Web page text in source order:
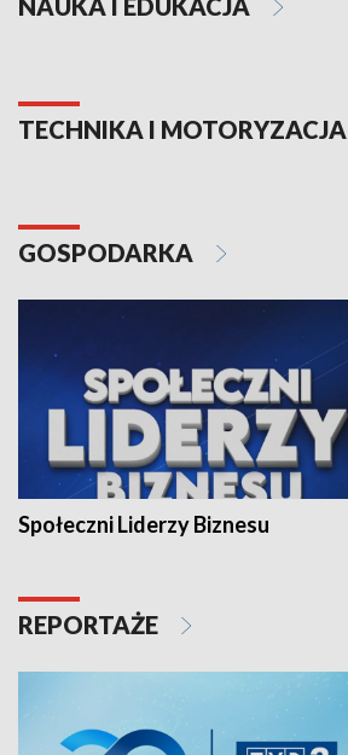
NAUKA I EDUKACJA
TECHNIKA I MOTORYZACJA
GOSPODARKA
Społeczni Liderzy Biznesu
REPORTAŻE